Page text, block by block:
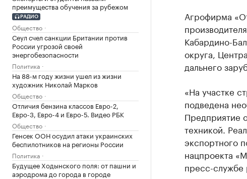
преимущества обучения за рубежом
РАДИО
Общество
Сеул счел санкции Британии против
России угрозой своей
энергобезопасности
Политика
На 88-м году жизни ушел из жизни
художник Николай Марков
Общество
Отличия бензина классов Евро-2,
Евро-3, Евро-4 и Евро-5. Видео РБК
Общество
Генсек ООН осудил атаки украинских
беспилотников на регионы России
Политика
Будущее Ходынского поля: от пашни и
аэродрома до города в городе
Агрофирма
Кабардино-
округа,
дальнего
«На участке
подведена
Предприятие
техникой.
экспортного
нацпроекта
пресс-службе